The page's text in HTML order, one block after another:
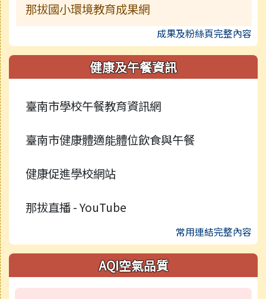
那拔國小環境教育成果網
成果及粉絲頁完整內容
健康及午餐資訊
臺南市學校午餐教育資訊網
臺南市健康體適能體位飲食與午餐
健康促進學校網站
那拔直播 - YouTube
常用連結完整內容
AQI空氣品質